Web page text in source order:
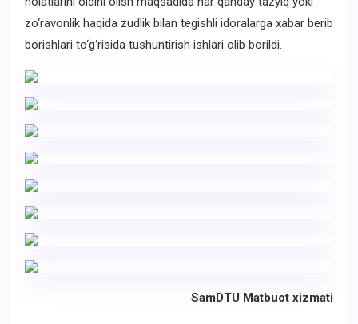
zo‘ravonlik haqida zudlik bilan tegishli idoralarga xabar berib
borishlari to‘g‘risida tushuntirish ishlari olib borildi.
SamDTU Matbuot xizmati